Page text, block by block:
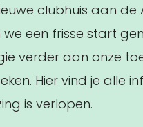
clubhuis aan
we een frisse start
verder aan onze
Hier vind je alle
is verlopen.